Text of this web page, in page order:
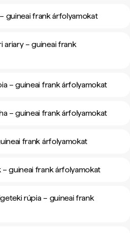
guineai frank árfolyamokat
ariary – guineai frank
– guineai frank árfolyamokat
– guineai frank árfolyamokat
frank árfolyamokat
guineai frank árfolyamokat
rúpia – guineai frank